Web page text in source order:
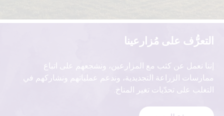
التعرُّف على مُزارعينا
إننا نعمل عن كثب مع المزارعين، ونشجعهم على اتباع
ممارسات الزراعة التجديدية، وندعم عملياتهم ونشاركهم في
التغلب على تحدّيات تغير المناخ.